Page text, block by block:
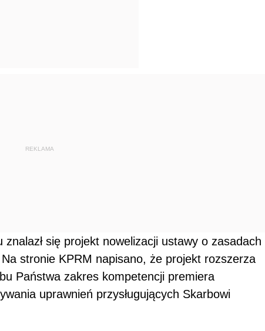
REKLAMA
się projekt nowelizacji ustawy o zasadach
stronie KPRM napisano, że projekt rozszerza
Państwa zakres kompetencji premiera
uprawnień przysługujących Skarbowi